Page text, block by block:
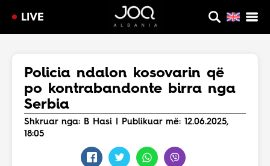
LIVE
Policia ndalon kosovarin që
po kontrabandonte birra nga
Serbia
Shkruar nga: B Hasi | Publikuar më: 12.06.2025,
18:05